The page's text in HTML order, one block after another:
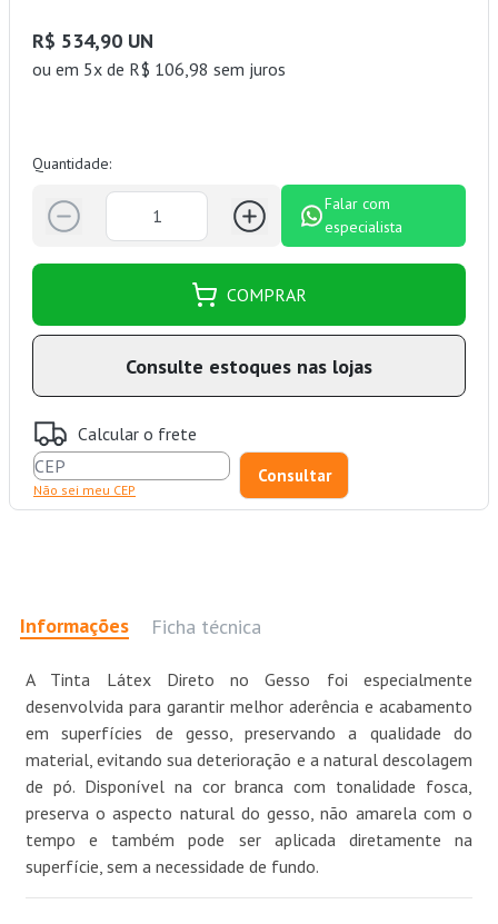
R$ 534,90 UN
ou em 5x de R$ 106,98 sem juros
Quantidade:
Falar com
especialista
COMPRAR
Consulte estoques nas lojas
Calcular o frete
Não sei meu CEP
Informações Ficha técnica
A Tinta Látex Direto no Gesso foi especialmente
desenvolvida para garantir melhor aderência e acabamento
em superfícies de gesso, preservando a qualidade do
material, evitando sua deterioração e a natural descolagem
de pó. Disponível na cor branca com tonalidade fosca,
preserva o aspecto natural do gesso, não amarela com o
tempo e também pode ser aplicada diretamente na
superfície, sem a necessidade de fundo.